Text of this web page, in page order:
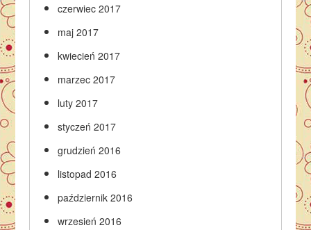
czerwiec 2017
maj 2017
kwiecień 2017
marzec 2017
luty 2017
styczeń 2017
grudzień 2016
listopad 2016
październik 2016
wrzesień 2016